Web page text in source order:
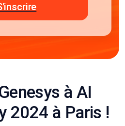
à AI
2024 à Paris !